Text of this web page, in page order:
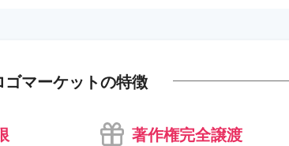
ゴマーケットの特徴
著作権完全譲渡